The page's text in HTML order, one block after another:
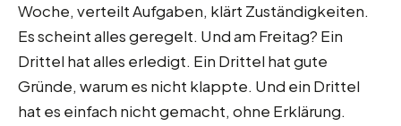
Woche, verteilt Aufgaben, klärt Zuständigkeiten.
Es scheint alles geregelt. Und am Freitag? Ein
Drittel hat alles erledigt. Ein Drittel hat gute
Gründe, warum es nicht klappte. Und ein Drittel
hat es einfach nicht gemacht, ohne Erklärung.